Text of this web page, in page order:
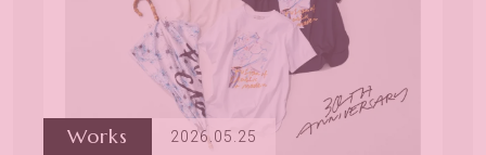
Works 2026.05.25